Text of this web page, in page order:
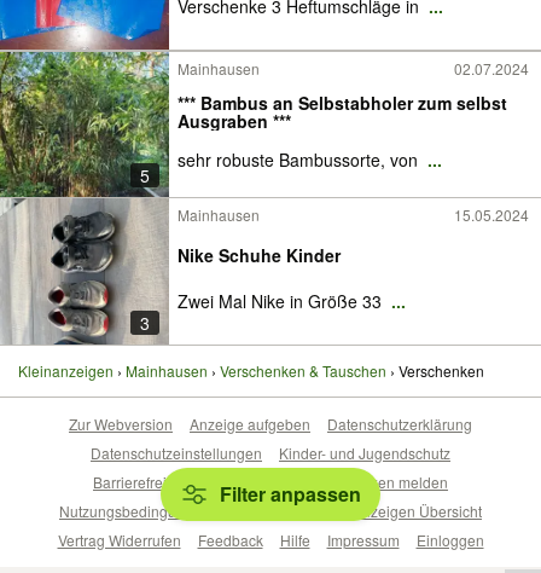
Verschenke 3 Heftumschläge in ...
5
Mainhausen 02.07.2024
*** Bambus an Selbstabholer zum selbst
Ausgraben ***
sehr robuste Bambussorte, von ...
3
Mainhausen 15.05.2024
Nike Schuhe Kinder
Zwei Mal Nike in Größe 33 ...
Kleinanzeigen Mainhausen Verschenken & Tauschen Verschenken
Filter anpassen
Zur Webversion Anzeige aufgeben
Datenschutzerklärung
Datenschutzeinstellungen
Kinder- und Jugendschutz
Barrierefreiheitserklärung
Sicherheitslücken melden
Nutzungsbedingungen
Beliebte Suchen
Anzeigen Übersicht
Vertrag Widerrufen
Feedback Hilfe Impressum Einloggen